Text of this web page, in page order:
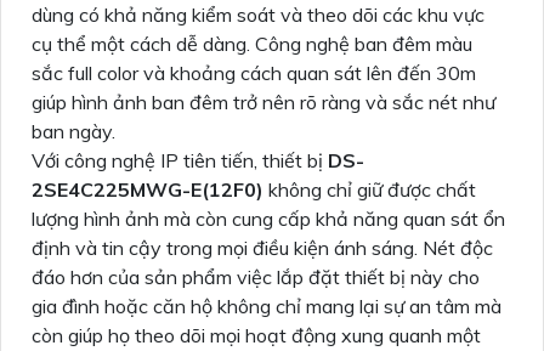
dùng có khả năng kiểm soát và theo dõi các khu vực
cụ thể một cách dễ dàng. Công nghệ ban đêm màu
sắc full color và khoảng cách quan sát lên đến 30m
giúp hình ảnh ban đêm trở nên rõ ràng và sắc nét như
ban ngày.
Với công nghệ IP tiên tiến, thiết bị DS-
2SE4C225MWG-E(12F0) không chỉ giữ được chất
lượng hình ảnh mà còn cung cấp khả năng quan sát ổn
định và tin cậy trong mọi điều kiện ánh sáng. Nét độc
đáo hơn của sản phẩm việc lắp đặt thiết bị này cho
gia đình hoặc căn hộ không chỉ mang lại sự an tâm mà
còn giúp họ theo dõi mọi hoạt động xung quanh một